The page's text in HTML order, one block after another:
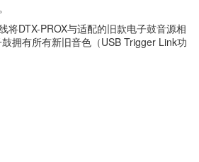
将DTX-PROX与适配的旧款电子鼓音源相
拥有所有新旧音色（USB Trigger Link功